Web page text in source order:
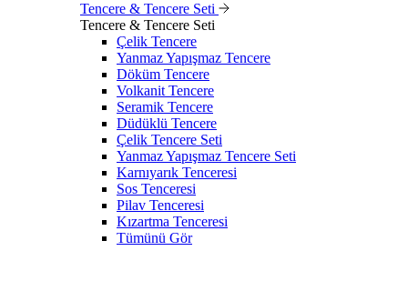
Tencere & Tencere Seti
Tencere & Tencere Seti
Çelik Tencere
Yanmaz Yapışmaz Tencere
Döküm Tencere
Volkanit Tencere
Seramik Tencere
Düdüklü Tencere
Çelik Tencere Seti
Yanmaz Yapışmaz Tencere Seti
Karnıyarık Tenceresi
Sos Tenceresi
Pilav Tenceresi
Kızartma Tenceresi
Tümünü Gör